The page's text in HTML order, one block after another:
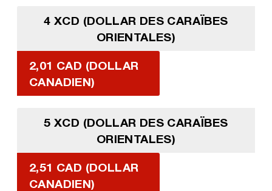
4 XCD (DOLLAR DES CARAÏBES
ORIENTALES)
2,01 CAD (DOLLAR
CANADIEN)
5 XCD (DOLLAR DES CARAÏBES
ORIENTALES)
2,51 CAD (DOLLAR
CANADIEN)